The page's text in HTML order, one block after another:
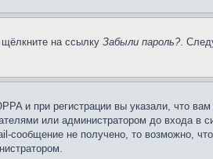
на ссылку Забыли пароль?.
и при регистрации вы указали, что
или администратором до входа в
не получено, то возможно,